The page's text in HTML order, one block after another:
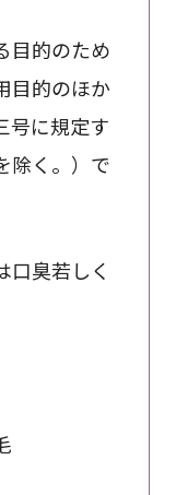
目的のため
目的のほか
号に規定す
除く。）で
臭若しく